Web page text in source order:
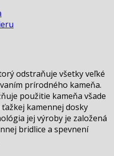
odstraňuje všetky veľké
prírodného kameňa.
použitie kameňa všade
kamennej dosky
jej výroby je založená
bridlice a spevnení